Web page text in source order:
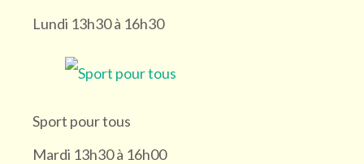
Mercredi (1)
Jeudi (2)
Lundi 13h30 à 16h30
Sport pour tous
Mardi 13h30 à 16h00